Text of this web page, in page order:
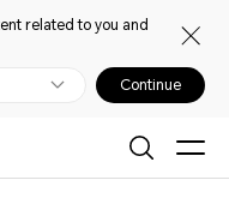
related to you and
Continue